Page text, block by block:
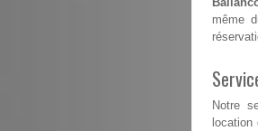
même
Notre